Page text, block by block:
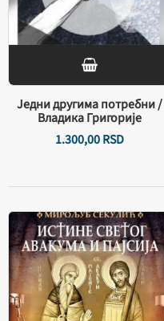
Једни другима потребни /
Владика Григорије
1.300,00RSD